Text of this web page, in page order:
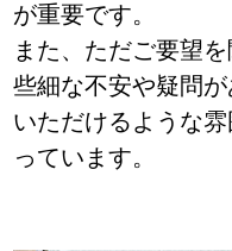
が重要です。
また、ただご要望
些細な不安や疑問
いただけるような
っています。